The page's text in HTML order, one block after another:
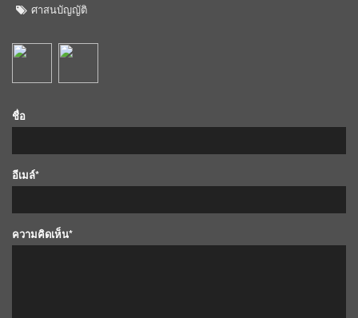
ศาสนบัญญัติ
ชื่อ
อีเมล์*
ความคิดเห็น*